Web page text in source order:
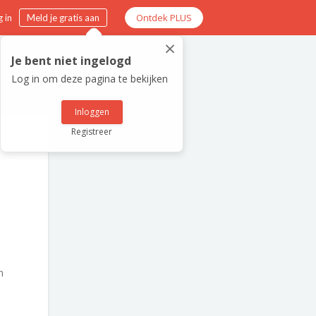
in Meld je gratis aan Ontdek PLUS
×
Je bent niet ingelogd
Log in om deze pagina te bekijken
Inloggen
Registreer